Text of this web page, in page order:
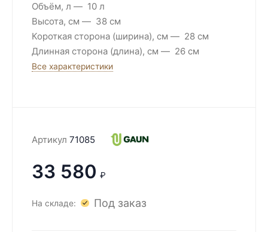
Объём, л
10 л
Высота, см
38 см
Короткая сторона (ширина), см
28 см
Длинная сторона (длина), см
26 см
Все характеристики
Артикул 71085
33 580 ₽
На складе: Под заказ